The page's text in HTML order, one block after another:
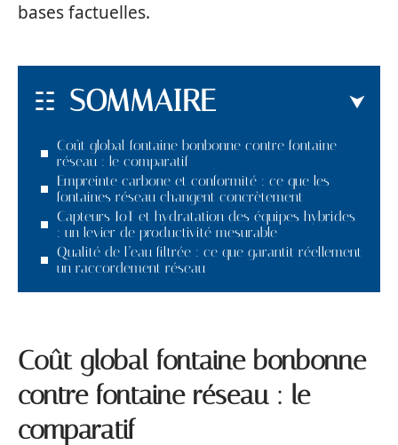
bases factuelles.
SOMMAIRE
Coût global fontaine bonbonne contre fontaine
réseau : le comparatif
Empreinte carbone et conformité : ce que les
fontaines réseau changent concrètement
Capteurs IoT et hydratation des équipes hybrides
: un levier de productivité mesurable
Qualité de l’eau filtrée : ce que garantit réellement
un raccordement réseau
Coût global fontaine bonbonne
contre fontaine réseau : le
comparatif